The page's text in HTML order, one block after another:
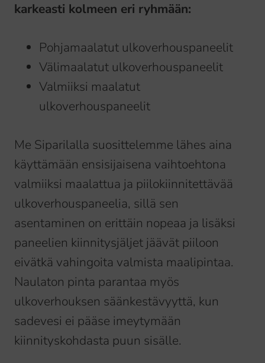
karkeasti kolmeen eri ryhmään:
Pohjamaalatut ulkoverhouspaneelit
Välimaalatut ulkoverhouspaneelit
Valmiiksi maalatut
ulkoverhouspaneelit
Me Siparilalla suosittelemme lähes aina
käyttämään ensisijaisena vaihtoehtona
valmiiksi maalattua ja piilokiinnitettävää
ulkoverhouspaneelia, sillä sen
asentaminen on erittäin nopeaa ja lisäksi
paneelien kiinnitysjäljet jäävät piiloon
eivätkä vahingoita valmista maalipintaa.
Naulaton pinta parantaa myös
ulkoverhouksen säänkestävyyttä, kun
sadevesi ei pääse imeytymään
kiinnityskohdasta puun sisälle.